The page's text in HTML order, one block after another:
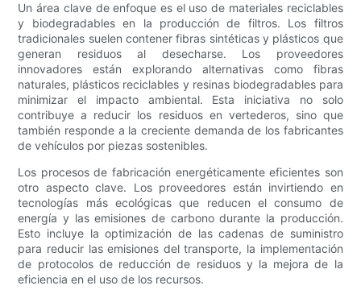
Un área clave de enfoque es el uso de materiales reciclables
y biodegradables en la producción de filtros. Los filtros
tradicionales suelen contener fibras sintéticas y plásticos que
generan residuos al desecharse. Los proveedores
innovadores están explorando alternativas como fibras
naturales, plásticos reciclables y resinas biodegradables para
minimizar el impacto ambiental. Esta iniciativa no solo
contribuye a reducir los residuos en vertederos, sino que
también responde a la creciente demanda de los fabricantes
de vehículos por piezas sostenibles.
Los procesos de fabricación energéticamente eficientes son
otro aspecto clave. Los proveedores están invirtiendo en
tecnologías más ecológicas que reducen el consumo de
energía y las emisiones de carbono durante la producción.
Esto incluye la optimización de las cadenas de suministro
para reducir las emisiones del transporte, la implementación
de protocolos de reducción de residuos y la mejora de la
eficiencia en el uso de los recursos.